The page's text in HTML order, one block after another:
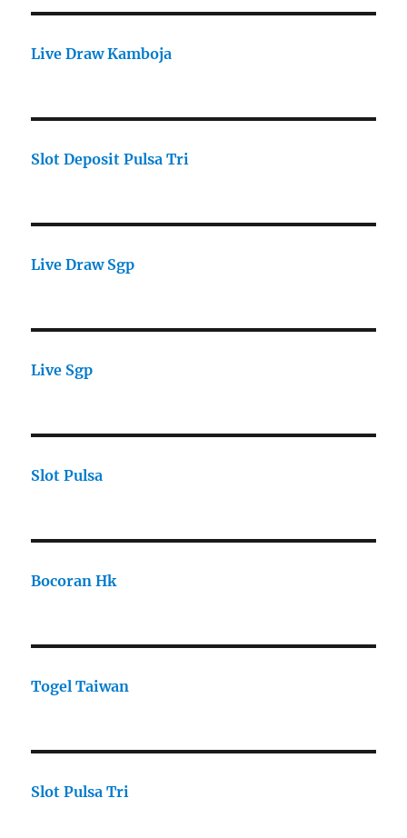
Live Draw Kamboja
Slot Deposit Pulsa Tri
Live Draw Sgp
Live Sgp
Slot Pulsa
Bocoran Hk
Togel Taiwan
Slot Pulsa Tri